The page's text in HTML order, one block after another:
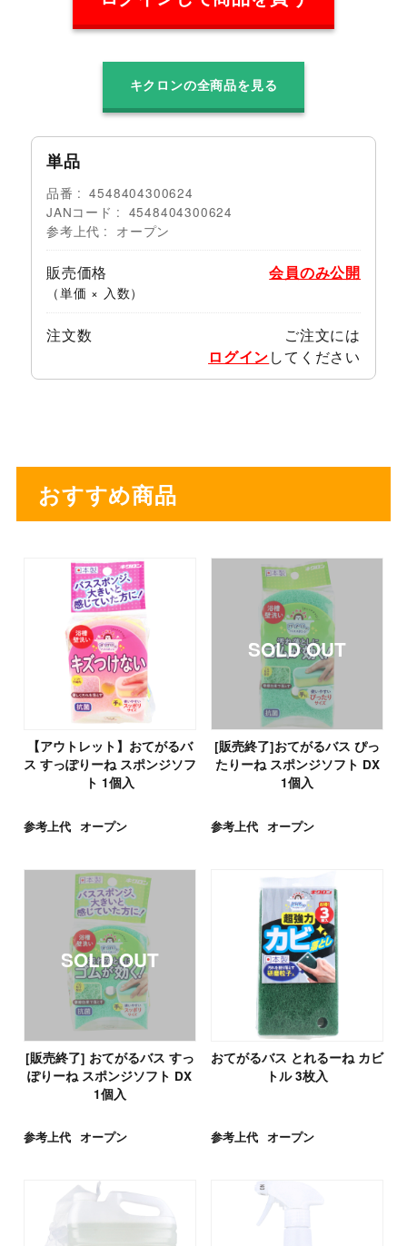
キクロンの全商品を見る
単品
品番
4548404300624
JANコード
4548404300624
参考上代
オープン
販売価格
（単価 × 入数）
会員のみ公開
注文数
ご注文には
ログインしてください
おすすめ商品
【アウトレット】おてがるバ
ス すっぽりーね スポンジソフ
ト 1個入
参考上代 オープン
[販売終了]おてがるバス ぴっ
たりーね スポンジソフト DX
1個入
参考上代 オープン
[販売終了] おてがるバス すっ
ぽりーね スポンジソフト DX
1個入
参考上代 オープン
おてがるバス とれるーね カビ
トル 3枚入
参考上代 オープン